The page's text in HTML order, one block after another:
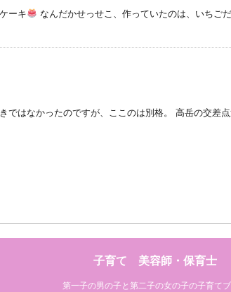
ーキ なんだかせっせこ、作っていたのは、いちご
ではなかったのですが、ここのは別格。 高岳の交差
子育て 美容師・保育士
第一子の男の子と第二子の女の子の子育て